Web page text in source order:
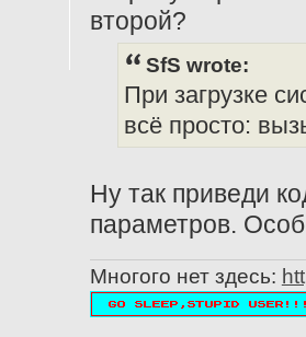
второй?
SfS wrote:
При загрузке
всё просто:
Ну так приведи
параметров.
Многого нет здесь: